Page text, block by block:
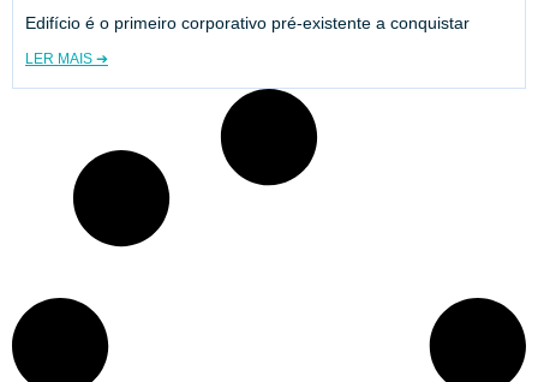
Edifício é o primeiro corporativo pré-existente a conquistar
LER MAIS ➔